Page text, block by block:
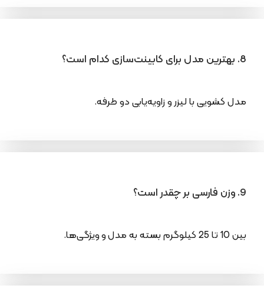
8. بهترین مدل برای کابینت‌سازی کدام است؟
مدل کشویی با لیزر و زاویه‌یابی دو طرفه.
9. وزن فارسی بر چقدر است؟
بین 10 تا 25 کیلوگرم بسته به مدل و ویژگی‌ها.